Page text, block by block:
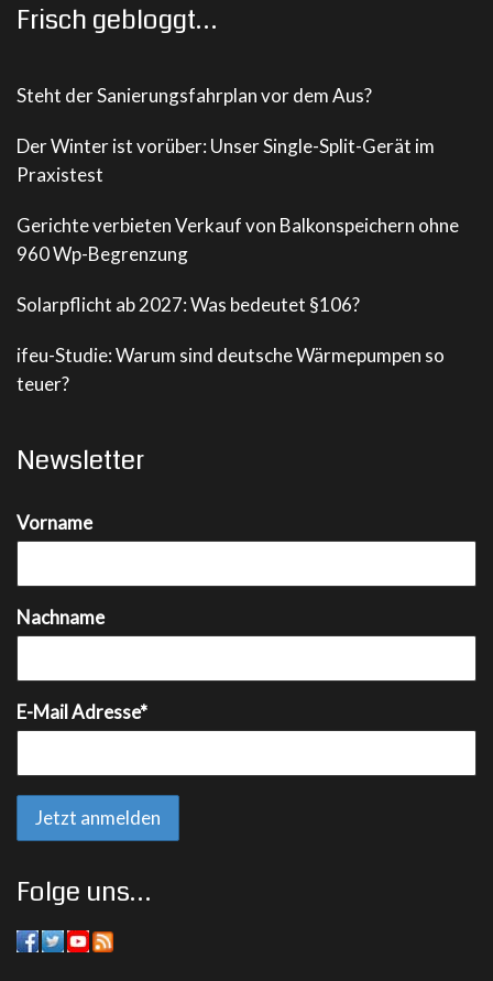
Frisch gebloggt…
Steht der Sanierungsfahrplan vor dem Aus?
Der Winter ist vorüber: Unser Single-Split-Gerät im
Praxistest
Gerichte verbieten Verkauf von Balkonspeichern ohne
960 Wp-Begrenzung
Solarpflicht ab 2027: Was bedeutet §106?
ifeu-Studie: Warum sind deutsche Wärmepumpen so
teuer?
Newsletter
Vorname
Nachname
E-Mail Adresse*
Folge uns…